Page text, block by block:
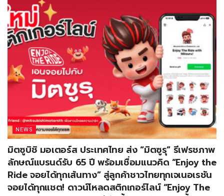
NEWS
มิตซูบิชิ มอเตอร์ส ประเทศไทย ส่ง “มิตซูรุ” รีเฟรชภาพ
ลักษณ์แบรนด์รับ 65 ปี พร้อมเชื่อมแนวคิด “Enjoy the
Ride จอยได้ทุกเส้นทาง” สู่ลูกค้าชาวไทยทุกเจเนอเรชัน
จอยได้ทุกแชต! ดาวน์โหลดสติกเกอร์ไลน์ “Enjoy The